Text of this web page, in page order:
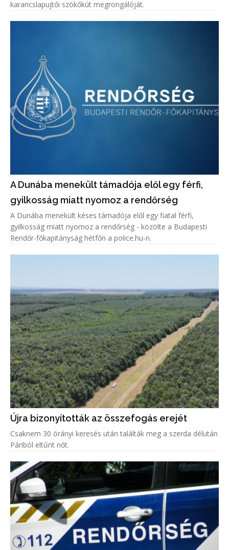
karancslapujtői szökőkút megrongálóját.
A Dunába menekült támadója elől egy férfi,
gyilkosság miatt nyomoz a rendőrség
A Dunába menekült késes támadója elől egy fiatal férfi,
gyilkosság miatt nyomoz a rendőrség - közölte a Budapesti
Rendőr-főkapitányság hétfőn a police.hu-n.
Újra bizonyították az összefogás erejét
Csaknem 30 órányi keresés után találták meg a szerda délután
Páriból eltűnt nőt.